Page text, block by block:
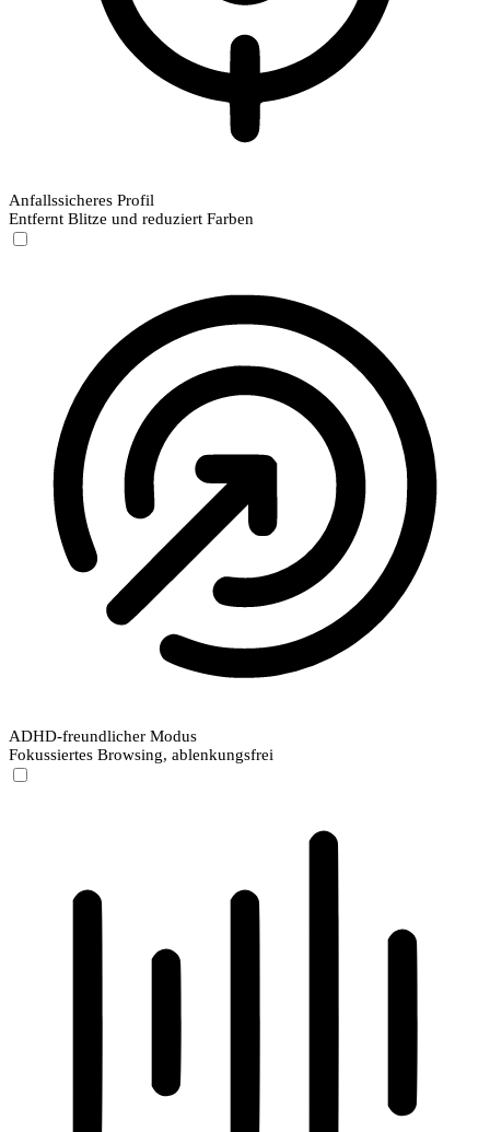
Anfallssicheres Profil
Entfernt Blitze und reduziert Farben
ADHD-freundlicher Modus
Fokussiertes Browsing, ablenkungsfrei